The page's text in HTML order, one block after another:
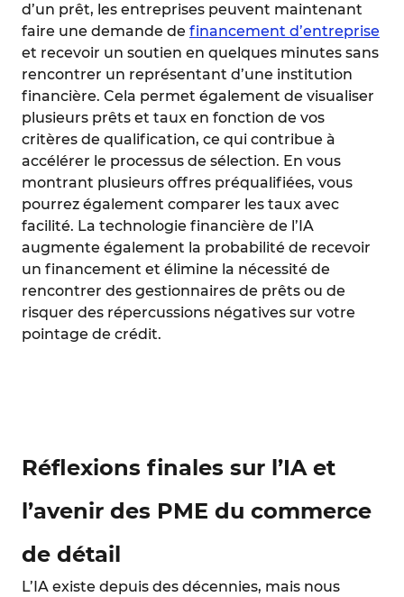
d’un prêt, les entreprises peuvent maintenant
faire une demande de financement d’entreprise
et recevoir un soutien en quelques minutes sans
rencontrer un représentant d’une institution
financière. Cela permet également de visualiser
plusieurs prêts et taux en fonction de vos
critères de qualification, ce qui contribue à
accélérer le processus de sélection. En vous
montrant plusieurs offres préqualifiées, vous
pourrez également comparer les taux avec
facilité. La technologie financière de l’IA
augmente également la probabilité de recevoir
un financement et élimine la nécessité de
rencontrer des gestionnaires de prêts ou de
risquer des répercussions négatives sur votre
pointage de crédit.
Réflexions finales sur l’IA et
l’avenir des PME du commerce
de détail
L’IA existe depuis des décennies, mais nous